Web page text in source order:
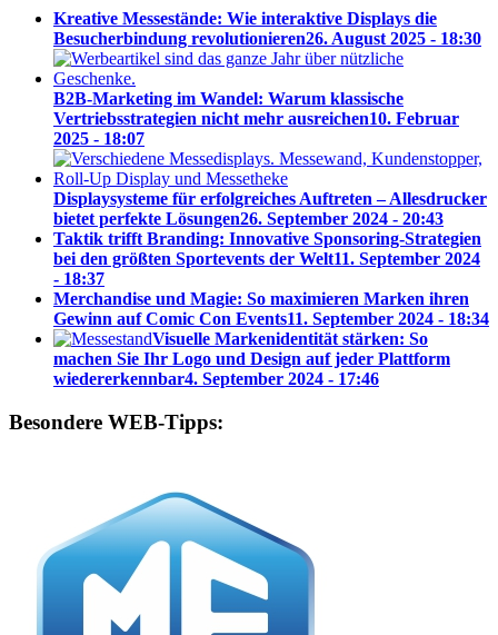
Kreative Messestände: Wie interaktive Displays die
Besucherbindung revolutionieren26. August 2025 - 18:30
B2B-Marketing im Wandel: Warum klassische
Vertriebsstrategien nicht mehr ausreichen10. Februar
2025 - 18:07
Displaysysteme für erfolgreiches Auftreten – Allesdrucker
bietet perfekte Lösungen26. September 2024 - 20:43
Taktik trifft Branding: Innovative Sponsoring-Strategien
bei den größten Sportevents der Welt11. September 2024
- 18:37
Merchandise und Magie: So maximieren Marken ihren
Gewinn auf Comic Con Events11. September 2024 - 18:34
Visuelle Markenidentität stärken: So
machen Sie Ihr Logo und Design auf jeder Plattform
wiedererkennbar4. September 2024 - 17:46
Besondere WEB-Tipps: